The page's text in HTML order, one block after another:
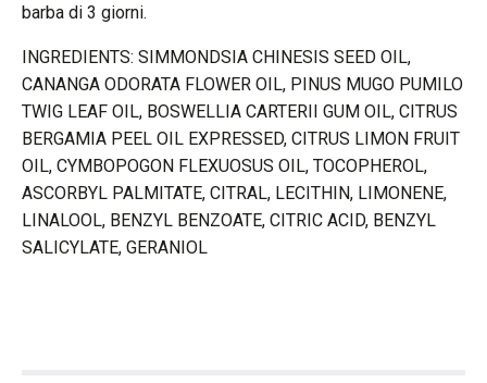
barba di 3 giorni.
INGREDIENTS: SIMMONDSIA CHINESIS SEED OIL,
CANANGA ODORATA FLOWER OIL, PINUS MUGO PUMILO
TWIG LEAF OIL, BOSWELLIA CARTERII GUM OIL, CITRUS
BERGAMIA PEEL OIL EXPRESSED, CITRUS LIMON FRUIT
OIL, CYMBOPOGON FLEXUOSUS OIL, TOCOPHEROL,
ASCORBYL PALMITATE, CITRAL, LECITHIN, LIMONENE,
LINALOOL, BENZYL BENZOATE, CITRIC ACID, BENZYL
SALICYLATE, GERANIOL